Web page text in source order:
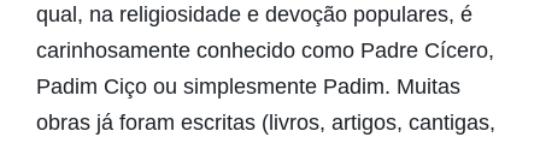
qual, na religiosidade e devoção populares, é
carinhosamente conhecido como Padre Cícero,
Padim Ciço ou simplesmente Padim. Muitas
obras já foram escritas (livros, artigos, cantigas,